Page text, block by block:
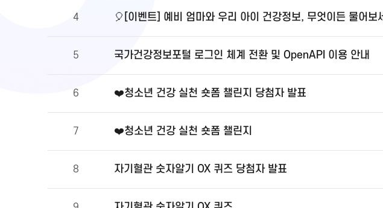
4 🎈[이벤트] 예비 엄마와 우리 아이 건강정보, 무엇이든 물어보
5 국가건강정보포털 로그인 체계 전환 및 OpenAPI 이용 안내
6 ❤️청소년 건강 실천 숏폼 챌린지 당첨자 발표
7 ❤️청소년 건강 실천 숏폼 챌린지
8 자기혈관 숫자알기 OX 퀴즈 당첨자 발표